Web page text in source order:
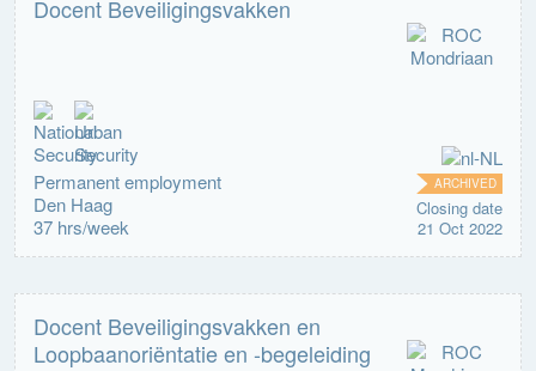
Docent Beveiligingsvakken
Permanent employment
Den Haag
37 hrs/week
ARCHIVED
Closing date
21 Oct 2022
Docent Beveiligingsvakken en
Loopbaanoriëntatie en -begeleiding